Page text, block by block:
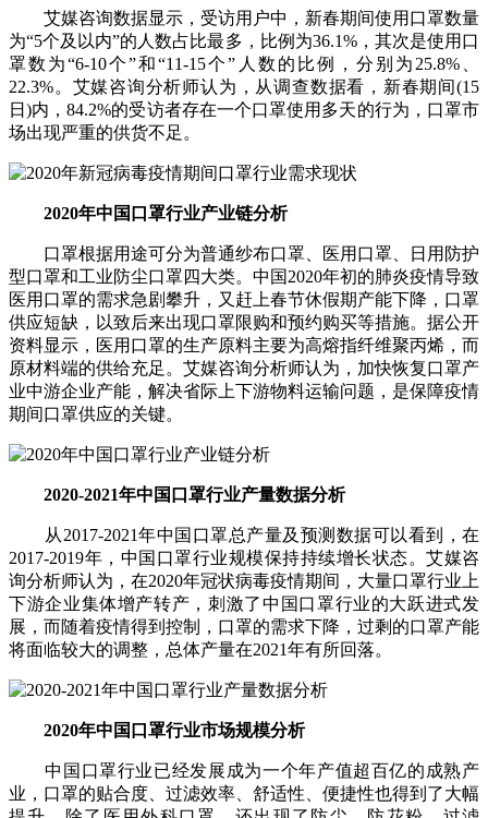
艾媒咨询数据显示，受访用户中，新春期间使用口罩数量
为“5个及以内”的人数占比最多，比例为36.1%，其次是使用口
罩数为“6-10个”和“11-15个”人数的比例，分别为25.8%、
22.3%。艾媒咨询分析师认为，从调查数据看，新春期间(15
日)内，84.2%的受访者存在一个口罩使用多天的行为，口罩市
场出现严重的供货不足。
2020年中国口罩行业产业链分析
口罩根据用途可分为普通纱布口罩、医用口罩、日用防护
型口罩和工业防尘口罩四大类。中国2020年初的肺炎疫情导致
医用口罩的需求急剧攀升，又赶上春节休假期产能下降，口罩
供应短缺，以致后来出现口罩限购和预约购买等措施。据公开
资料显示，医用口罩的生产原料主要为高熔指纤维聚丙烯，而
原材料端的供给充足。艾媒咨询分析师认为，加快恢复口罩产
业中游企业产能，解决省际上下游物料运输问题，是保障疫情
期间口罩供应的关键。
2020-2021年中国口罩行业产量数据分析
从2017-2021年中国口罩总产量及预测数据可以看到，在
2017-2019年，中国口罩行业规模保持持续增长状态。艾媒咨
询分析师认为，在2020年冠状病毒疫情期间，大量口罩行业上
下游企业集体增产转产，刺激了中国口罩行业的大跃进式发
展，而随着疫情得到控制，口罩的需求下降，过剩的口罩产能
将面临较大的调整，总体产量在2021年有所回落。
2020年中国口罩行业市场规模分析
中国口罩行业已经发展成为一个年产值超百亿的成熟产
业，口罩的贴合度、过滤效率、舒适性、便捷性也得到了大幅